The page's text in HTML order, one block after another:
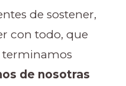
de sostener,
con todo, que
terminamos
de nosotras